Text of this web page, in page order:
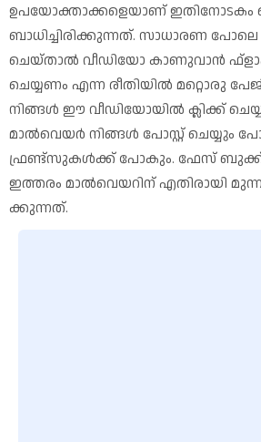
ഉപയോക്താക്കളെയാണ്
ബാധിച്ചിരിക്കുന്നത്. സാധാരണ പോലെ
ചെയ്താൽ വീഡിയോ കാണുവാൻ
ചെയ്യണം എന്ന രീതിയിൽ മറ്റൊരു
നിങ്ങൾ ഈ വീഡിയോയിൽ ക്ലിക്ക്
മാൽവെയർ നിങ്ങൾ പോസ്റ്റ് ചെയ്യും
ഫ്രണ്ട്സുകൾക്ക് പോകും. ഫേസ്
ഇത്തരം മാൽവെയറിന് എതിരായി
ക്കുന്നത്.